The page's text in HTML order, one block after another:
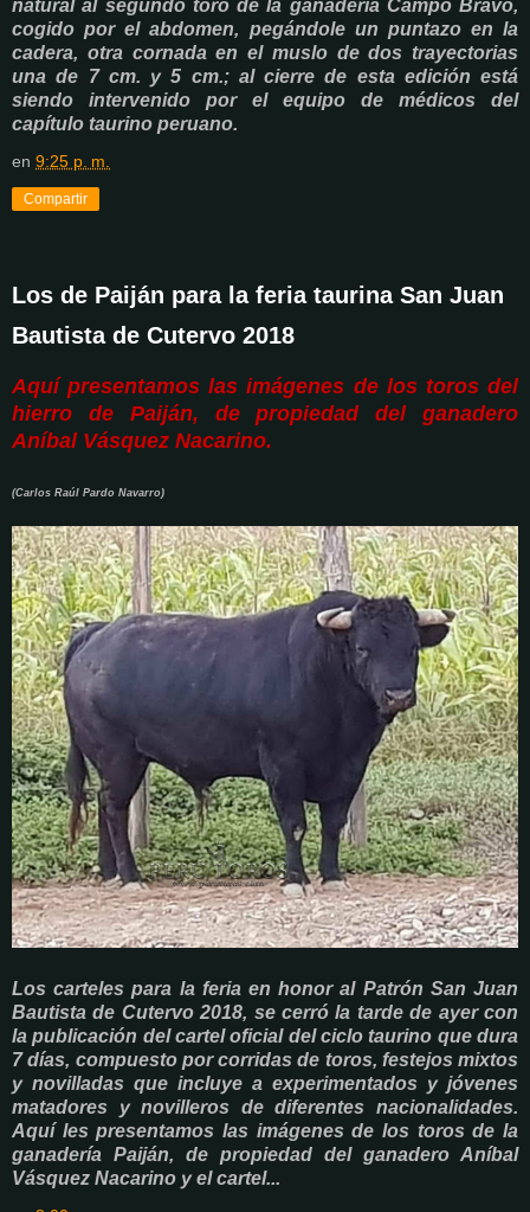
natural al segundo toro de la ganadería Campo Bravo,
cogido por el abdomen, pegándole un puntazo en la
cadera, otra cornada en el muslo de dos trayectorias
una de 7 cm. y 5 cm.; al cierre de esta edición está
siendo intervenido por el equipo de médicos del
capítulo taurino peruano.
en 9:25 p. m.
Compartir
Los de Paiján para la feria taurina San Juan
Bautista de Cutervo 2018
Aquí presentamos las imágenes de los toros del
hierro de Paiján, de propiedad del ganadero
Aníbal Vásquez Nacarino.
(Carlos Raúl Pardo Navarro)
Los carteles para la feria en honor al Patrón San Juan
Bautista de Cutervo 2018, se cerró la tarde de ayer con
la publicación del cartel oficial del ciclo taurino que dura
7 días, compuesto por corridas de toros, festejos mixtos
y novilladas que incluye a experimentados y jóvenes
matadores y novilleros de diferentes nacionalidades.
Aquí les presentamos las imágenes de los toros de la
ganadería Paiján, de propiedad del ganadero Aníbal
Vásquez Nacarino y el cartel...